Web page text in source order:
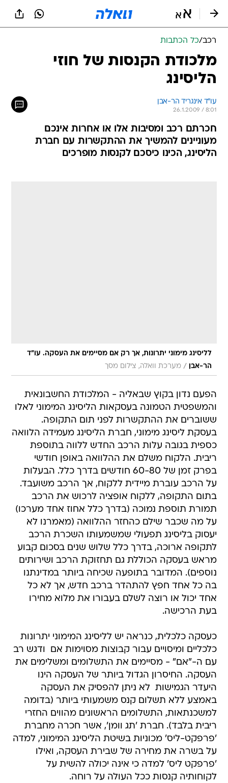
רכב/כל הכתבות
מלכודת הקנסות של חוזי
הליסינג
עו"ד אינגריד הר-אבן
26.1.2009 / 8:01
חכרתם רכב ומסיבות אלו או אחרות אינכם
מעוניינים להמשיך את ההתקשרות עם חברת
הליסינג, הכינו כיסכם לקנסות מופרכים
לליסינג מימוני יתרונות, אך רק אם מסיימים את העסקה. עו"ד
הר-אבן
/ מערכת וואלה, צילום מסך
הפעם נדון בקוץ שבאליה - המלכודת החשבונאית
והמשפטית הטמונה בעסקאות הליסינג המימוני לאלו
ששוברים את ההתקשרות לפני תום התקופה.
בעסקת ליסינג מימוני, חברת הליסינג מעמידה הלוואה
כספית בגובה עלות הרכב החדש ללווה בתוספת
ריבית. הלקוח משלם את ההלוואה באופן חודשי
בפרק זמן של 60-80 חודשים בדרך כלל. הבעלות
על הרכב עוברת מיידית ללקוח, אך הרכב משועבד.
בתום התקופה, ללקוח אופציה לרכוש את הרכב
תמורת תוספת נמוכה (בדרך כלל אחוז אחד מערכו)
על מה שכבר שילם כהחזר ההלוואה (מאמרנו לא
יעסוק בליסינג תפעולי שמשמעותו השכרת הרכב
לתקופה ארוכה, בדרך כלל שלוש שנים בסכום קבוע
מראש בעסקה הכוללת גם תחזוקת הרכב ושירותים
נוספים). המדובר בתופעה שכיחה ביותר במדינתנו
בה כל אחד חפץ להתהדר ברכב חדש, אך לא כל
אחד יכול או רוצה לשלם בעבורו את מלוא מחירו
בעת הרכישה.
כעסקה כלכלית, כנראה יש לליסינג המימוני יתרונות
כלכליים ומיסויים עבור קבוצות מסוימות אם  ודגש רב
עם ה-"אם" - מסיימים את התשלומים ומשלימים את
העסקה. החיסרון הגדול ביותר של העסקה הינו
היעדר הגמישות  לא ניתן להפסיק את העסקה
באמצע ללא תשלום קנס משמעותי ביותר (בדומה
למשכנתאות, התשלומים הראשונים מהווים החזרי
ריבית בלבד). חברת 'תג וומן', אשר חכרה מחברת
'פרפקט-ליס' מכוניות בשיטת הליסינג המימוני, למדה
על בשרה את מחירה של שבירת העסקה, ואילו
'פרפקט ליס' למדה כי אינה יכולה להשית על
לקוחותיה קנסות ככל העולה על רוחה.